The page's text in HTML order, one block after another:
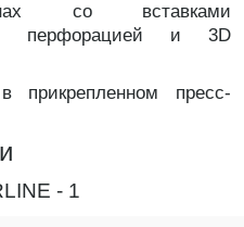
со вставками
перфорацией и 3D
прикрепленном пресс-
- 1